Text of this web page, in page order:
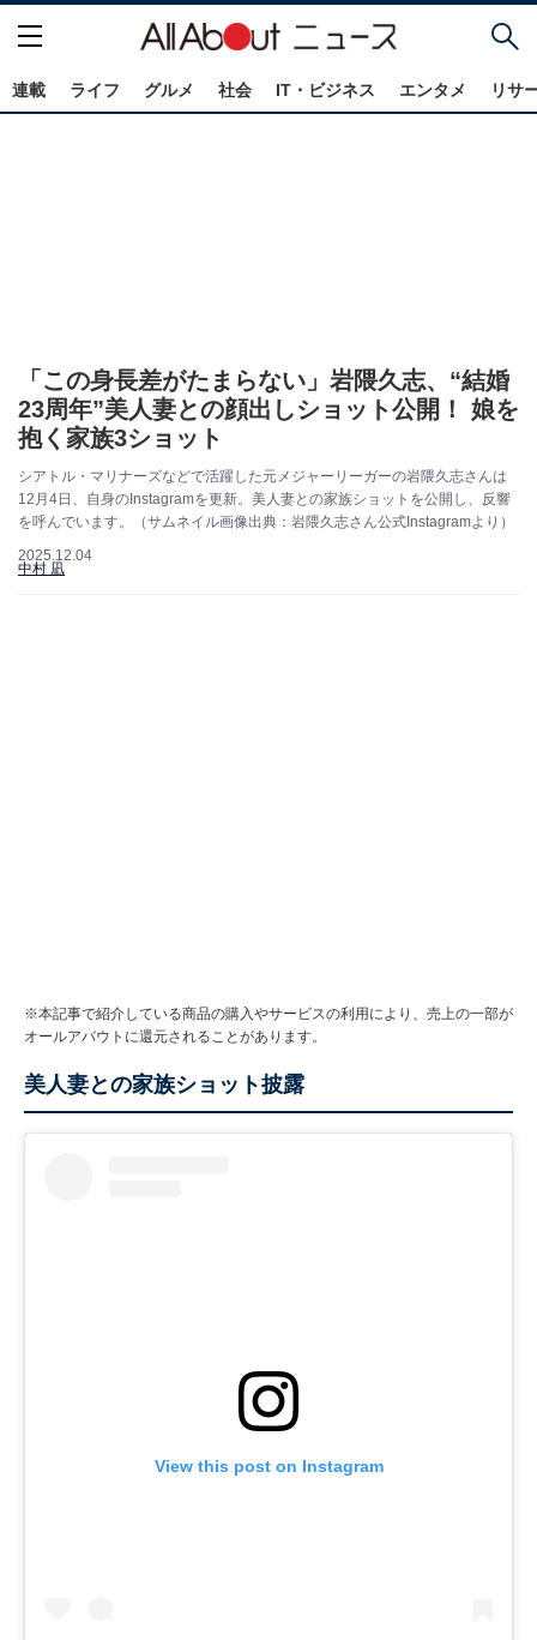
連載 ライフ グルメ 社会 IT・ビジネス エンタメ リサ
「この身長差がたまらない」岩隈久志、“結婚
23周年”美人妻との顔出しショット公開！ 娘を
抱く家族3ショット
シアトル・マリナーズなどで活躍した元メジャーリーガーの岩隈久志さんは
12月4日、自身のInstagramを更新。美人妻との家族ショットを公開し、反響
を呼んでいます。（サムネイル画像出典：岩隈久志さん公式Instagramより）
2025.12.04
中村 凪
※本記事で紹介している商品の購入やサービスの利用により、売上の一部が
オールアバウトに還元されることがあります。
美人妻との家族ショット披露
View this post on Instagram